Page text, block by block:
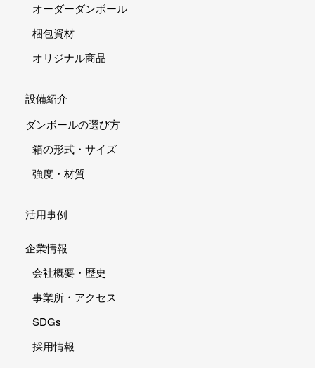
オーダーダンボール
梱包資材
オリジナル商品
設備紹介
ダンボールの選び方
箱の形式・サイズ
強度・材質
活用事例
企業情報
会社概要・歴史
事業所・アクセス
SDGs
採用情報